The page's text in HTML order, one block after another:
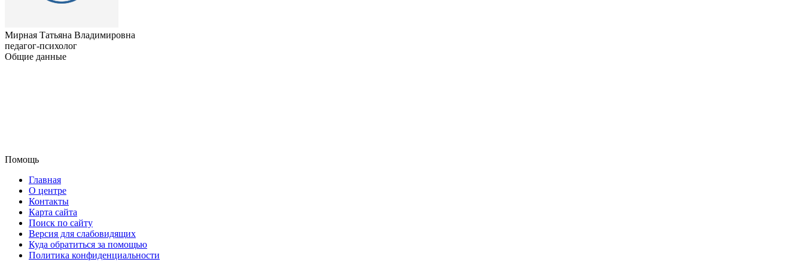
Мирная Татьяна Владимировна
педагог-психолог
Общие данные
Помощь
Главная
О центре
Контакты
Карта сайта
Поиск по сайту
Версия для слабовидящих
Куда обратиться за помощью
Политика конфиденциальности